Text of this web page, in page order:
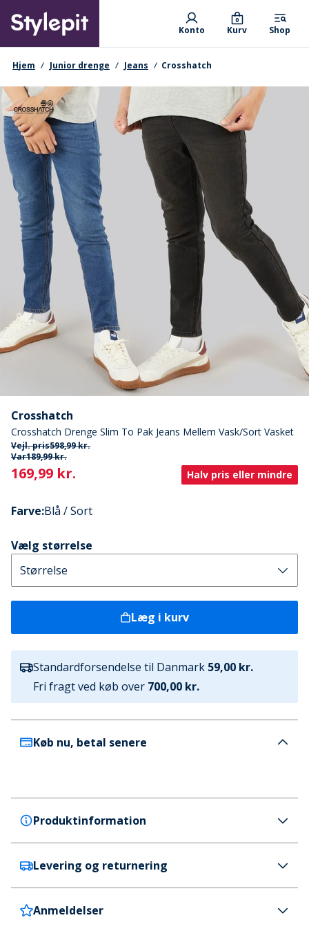
main
content
Primary departments
Konto Kurv
0
Shop
navigationssti
Hjem Junior drenge Jeans Crosshatch
Crosshatch
Crosshatch Drenge Slim To Pak Jeans Mellem Vask/Sort Vasket
Vejl. pris598,99 kr.
Var189,99 kr.
Current
169,99 kr. Halv pris eller mindre
Farve:Blå / Sort
Vælg størrelse
Læg i kurv
Standardforsendelse til Danmark 59,00 kr.
Fri fragt ved køb over 700,00 kr.
Køb nu, betal senere
Produktinformation
Crosshatch
Crosshatch Drenge Slim To Pak Jeans Mellem
Vask/Sort Vasket
Farve
Levering og returnering
Danmark
59 kr. (700 kr.+ GRATIS)
Anmeldelser